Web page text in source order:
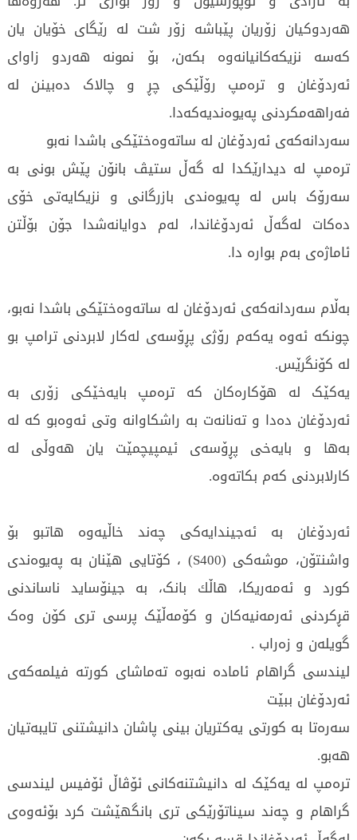
هەردوکیان زۆریان پێباشە زۆر شت لە رێگای خۆیان یان
کەسە نزیکەکانیانەوە بکەن، بۆ نمونە هەردو زاوای
ئەردۆغان و ترەمپ رۆڵێکی چڕ و چالاک دەبینن لە
فەراهەمکردنی پەیوەندیەکەدا.
سەردانەکەى ئەردۆغان لە ساتەوەختێکی باشدا نەبو
ترەمپ لە دیدارێکدا لە گەڵ ستیڤ بانۆن پێش بونی بە
سەرۆک باس لە پەیوەندی بازرگانی و نزیکایەتی خۆی
دەکات لەگەڵ ئەردۆغاندا، لەم دوایانەشدا جۆن بۆڵتن
ئاماژەی بەم بوارە دا.
بەڵام سەردانەکەى ئەردۆغان لە ساتەوەختێکی باشدا نەبو،
چونکە ئەوە یەکەم رۆژی پڕۆسەی لەکار لابردنی ترامپ بو
لە کۆنگرێس.
یەکێک لە هۆکارەکان کە ترەمپ بایەخێکی زۆری بە
ئەردۆغان دەدا و تەنانەت بە راشکاوانە وتی ئەوەبو کە لە
بەها و بایەخی پڕۆسەی ئیمپیچمێت یان هەوڵی لە
کارلابردنی کەم بکاتەوە.
ئەردۆغان بە ئەجیندایەکی چەند خاڵیەوە هاتبو بۆ
واشنتۆن، موشەکی (S400) ، کۆتایی هێنان بە پەیوەندی
کورد و ئەمەریکا، هاڵك بانک، بە جینۆساید ناساندنی
قڕکردنی ئەرمەنیەکان و کۆمەڵێک پرسی تری کۆن وەک
گویلەن و زەراب .
لیندسی گراهام ئامادە نەبوە تەماشاى کورتە فیلمەکەى
ئەردۆغان ببێت
سەرەتا بە کورتی یەکتریان بینی پاشان دانیشتنی تایبەتیان
هەبو.
ترەمپ لە یەکێک لە دانیشتنەکانی ئۆڤاڵ ئۆفیس لیندسی
گراهام و چەند سیناتۆرێکی تری بانگهێشت کرد بۆئەوەی